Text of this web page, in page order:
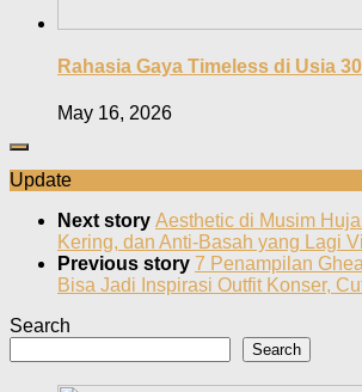
Rahasia Gaya Timeless di Usia
May 16, 2026
Update
Next story Aesthetic di Musim
Kering, dan Anti-Basah yang Lagi
Previous story 7 Penampilan
Bisa Jadi Inspirasi Outfit Konser,
Search
Search